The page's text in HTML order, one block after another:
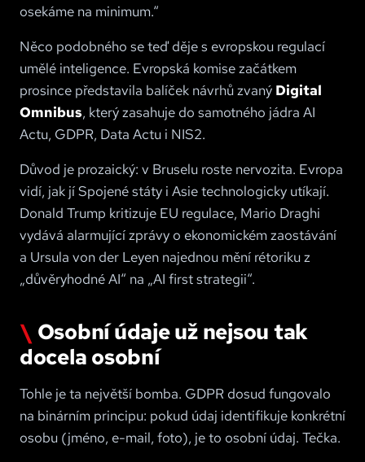
osekáme na minimum.“
Něco podobného se teď děje s evropskou regulací
umělé inteligence. Evropská komise začátkem
prosince představila balíček návrhů zvaný Digital
Omnibus, který zasahuje do samotného jádra AI
Actu, GDPR, Data Actu i NIS2.
Důvod je prozaický: v Bruselu roste nervozita. Evropa
vidí, jak jí Spojené státy i Asie technologicky utíkají.
Donald Trump kritizuje EU regulace, Mario Draghi
vydává alarmující zprávy o ekonomickém zaostávání
a Ursula von der Leyen najednou mění rétoriku z
„důvěryhodné AI“ na „AI first strategii“.
Osobní údaje už nejsou tak
docela osobní
Tohle je ta největší bomba. GDPR dosud fungovalo
na binárním principu: pokud údaj identifikuje konkrétní
osobu (jméno, e-mail, foto), je to osobní údaj. Tečka.